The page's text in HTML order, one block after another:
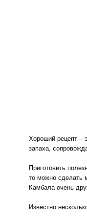
Хороший рецепт –
запаха,
Приготовить
то можно сделать
Камбала очень
Известно